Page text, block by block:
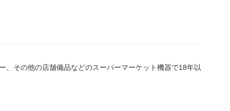
その他の店舗備品などのスーパーマーケット機器で18年以